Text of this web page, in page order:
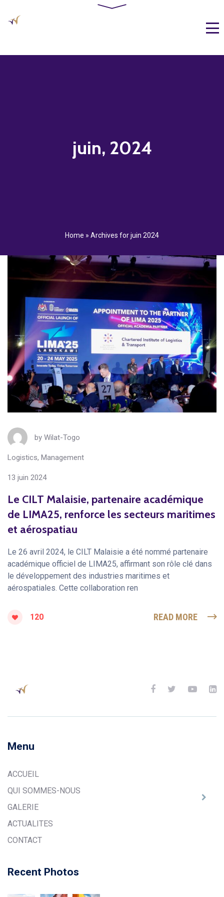
juin, 2024
Home » Archives for juin 2024
by Wilat-Togo
Logistics, Management
13 juin 2024
Le CILT Malaisie, partenaire académique
de LIMA25, renforce les secteurs maritimes
et aérospatiau
Le 26 avril 2024, le CILT Malaisie a été nommé partenaire
académique officiel de LIMA25, affirmant son rôle clé dans
le développement des industries maritimes et
aérospatiales. Cette collaboration ren
120 READ MORE
Menu
ACCUEIL
QUI SOMMES-NOUS
GALERIE
ACTUALITES
CONTACT
Recent Photos